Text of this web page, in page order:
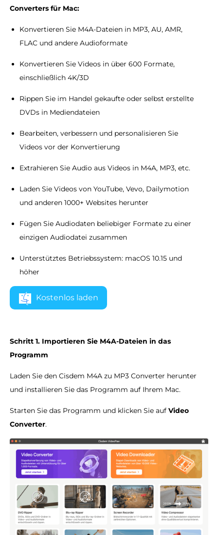
Converters für Mac​:
Konvertieren Sie M4A-Dateien in MP3, AU, AMR,
FLAC und andere Audioformate
Konvertieren Sie Videos in über 600 Formate,
einschließlich 4K/3D
Rippen Sie im Handel gekaufte oder selbst erstellte
DVDs in Mediendateien
Bearbeiten, verbessern und personalisieren Sie
Videos vor der Konvertierung
Extrahieren Sie Audio aus Videos in M4A, MP3, etc.
Laden Sie Videos von YouTube, Vevo, Dailymotion
und anderen 1000+ Websites herunter
Fügen Sie Audiodaten beliebiger Formate zu einer
einzigen Audiodatei zusammen
Unterstütztes Betriebssystem: macOS 10.15 und
höher
Kostenlos laden
Schritt 1. Importieren Sie M4A-Dateien in das
Programm
Laden Sie den Cisdem M4A zu MP3 Converter herunter
und installieren Sie das Programm auf Ihrem Mac.
Starten Sie das Programm und klicken Sie auf Video
Converter.